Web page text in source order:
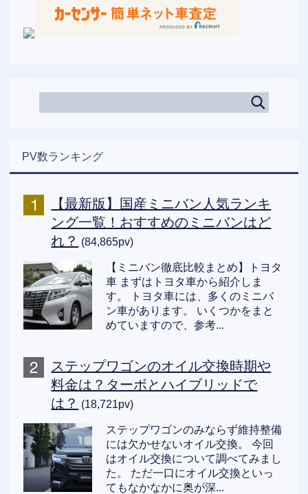
PV数ランキング
【最新版】国産ミニバン人気ランキ
ング一覧！おすすめのミニバンはど
れ？ (84,865pv)
【ミニバン徹底比較まとめ】トヨタ
車 まずはトヨタ車から紹介しま
す。 トヨタ車には、多くのミニバ
ン車があります。 いくつかをまと
めていますので、参考...
ステップワゴンのオイル交換時期や
料金は？ターボとハイブリッドで
は？ (18,721pv)
ステップワゴンのみならず維持整備
には欠かせないオイル交換。 今回
はオイル交換について調べてみまし
た。 ただ一口にオイル交換といっ
てもなかなかに奥が深...